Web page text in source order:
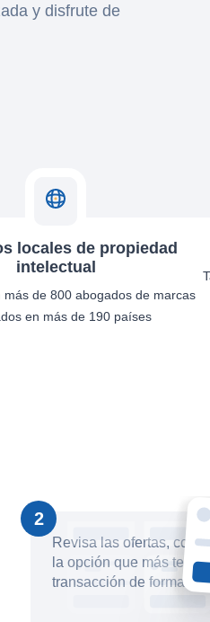
y disfrute de
locales de propiedad
intelectual
más de 800 abogados de marcas
en más de 190 países
2
Revisa las ofertas,
la opción que más te
transacción de forma